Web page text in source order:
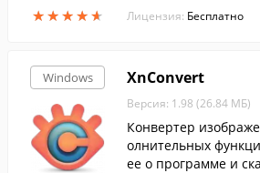
★★★★★
★★★★★ Лицензия: Бесплатно
Windows XnConvert
Версия: 1.98 (26.84 МБ)
Конвертер
олнительных
ее о программе и